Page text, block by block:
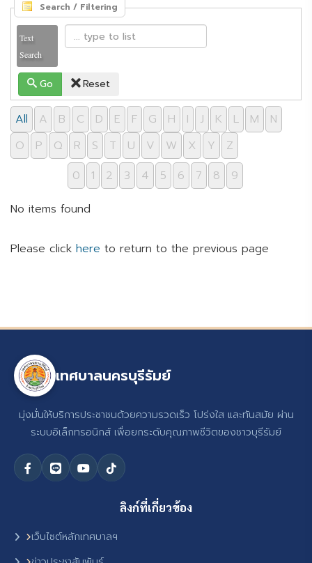
Search / Filtering
Text
Search
Go Reset
All A B C D E F G H I J K L M
N
O
P Q R S T U V W X Y
Z
0
1 2 3 4 5 6 7 8
9
No items found
Please click here to return to the previous page
เทศบาลนครบุรีรัมย์
มุ่งมั่นให้บริการประชาชนด้วยความรวดเร็ว โปร่งใส และทันสมัย ผ่าน
ระบบอิเล็กทรอนิกส์ เพื่อยกระดับคุณภาพชีวิตของชาวบุรีรัมย์
ลิงก์ที่เกี่ยวข้อง
เว็บไซต์หลักเทศบาลฯ